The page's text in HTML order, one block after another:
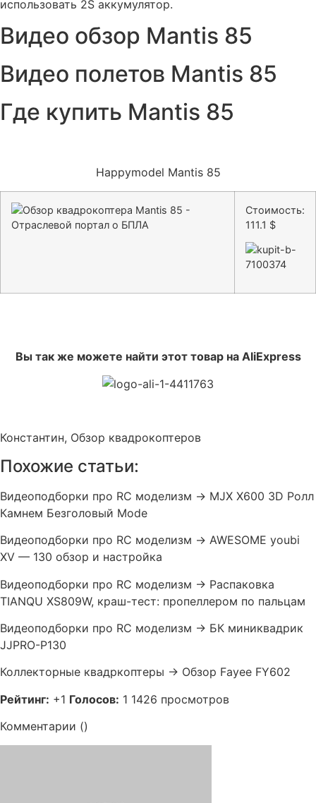
использовать 2S аккумулятор.
Видео обзор Mantis 85
Видео полетов Mantis 85
Где купить Mantis 85
Happymodel Mantis 85
Стоимость:
111.1 $
Вы так же можете найти этот товар на AliExpress
Константин, Обзор квадрокоптеров
Похожие статьи:
Видеоподборки про RC моделизм → MJX X600 3D Ролл
Камнем Безголовый Mode
Видеоподборки про RC моделизм → AWESOME youbi
XV — 130 обзор и настройка
Видеоподборки про RC моделизм → Распаковка
TIANQU XS809W, краш-тест: пропеллером по пальцам
Видеоподборки про RC моделизм → БК миниквадрик
JJPRO-P130
Коллекторные квадркоптеры → Обзор Fayee FY602
Рейтинг: +1 Голосов: 1 1426 просмотров
Комментарии ()